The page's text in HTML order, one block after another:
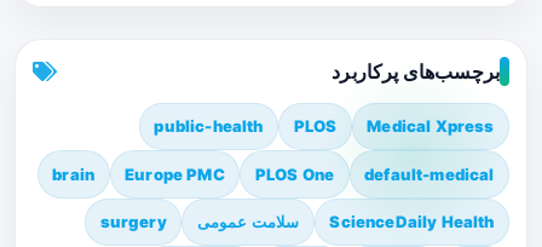
برچسب‌های پرکاربرد
Medical Xpress
PLOS
public-health
default-medical
PLOS One
Europe PMC
brain
ScienceDaily Health سلامت عمومی surgery